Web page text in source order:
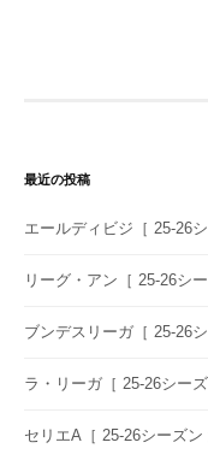
シ
ョ
最近の投稿
エールディビジ［ 25-26
リーグ・アン［ 25-26シ
ブンデスリーガ［ 25-26
ラ・リーガ［ 25-26シー
セリエA［ 25-26シーズ